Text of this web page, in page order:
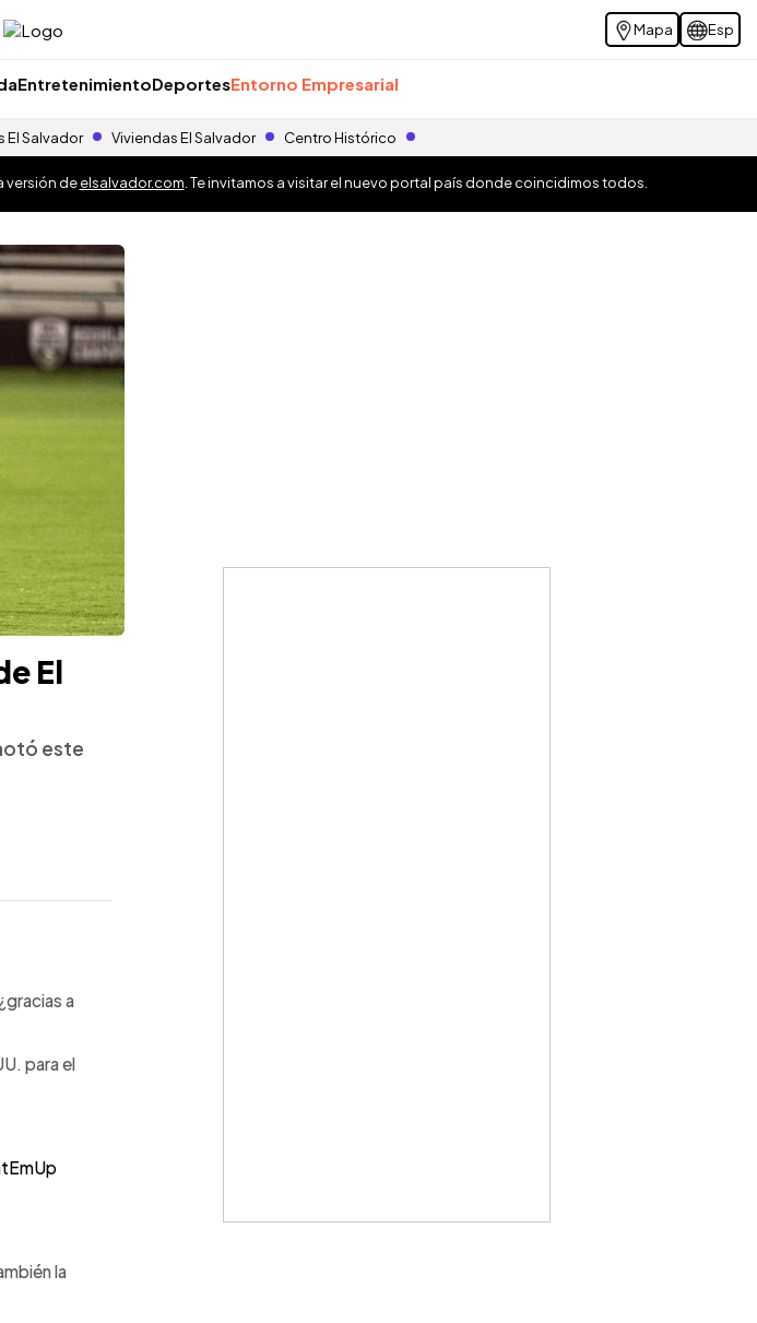
Mapa Esp
EntretenimientoDeportesEntorno Empresarial
El Salvador Viviendas El Salvador Centro Histórico
versión deelsalvador.com . Te invitamos a visitar el nuevo portal país donde coincidimos todos.
El
este
a
para el
la